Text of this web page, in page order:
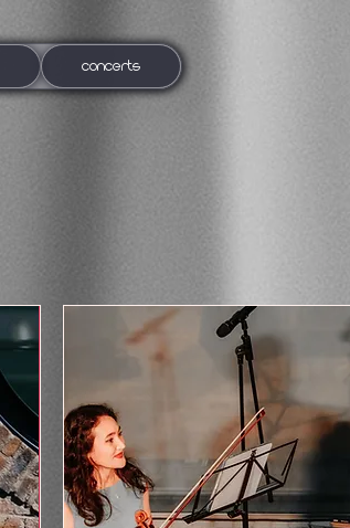
CONCERTS